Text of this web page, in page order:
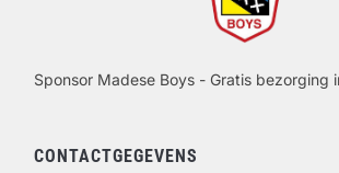
Sponsor Madese Boys - Gratis bezorging
CONTACTGEGEVENS